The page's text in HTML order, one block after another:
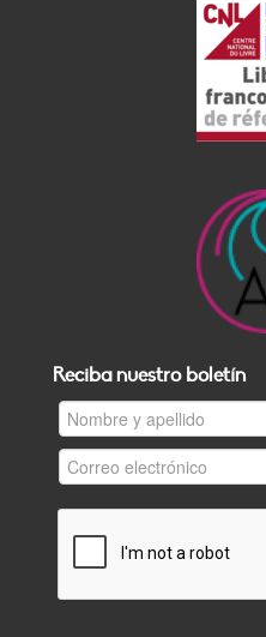
Reciba nuestro boletín